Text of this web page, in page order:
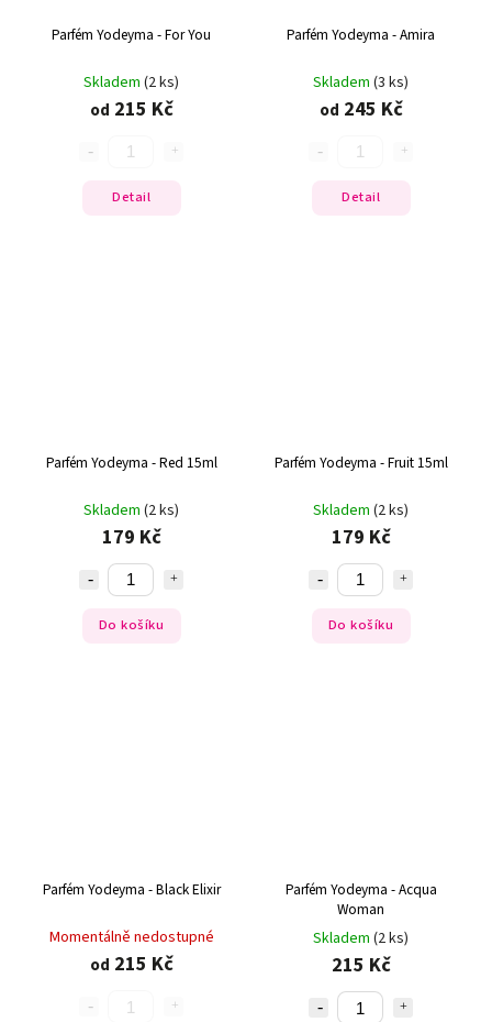
Parfém Yodeyma - For You
Skladem (2 ks)
od 215 Kč
Detail
Parfém Yodeyma - Amira
Skladem (3 ks)
od 245 Kč
Detail
Parfém Yodeyma - Red 15ml
Skladem (2 ks)
179 Kč
Do košíku
Parfém Yodeyma - Fruit 15ml
Skladem (2 ks)
179 Kč
Do košíku
Parfém Yodeyma - Black Elixir
Momentálně nedostupné
od 215 Kč
Parfém Yodeyma - Acqua
Woman
Skladem (2 ks)
215 Kč